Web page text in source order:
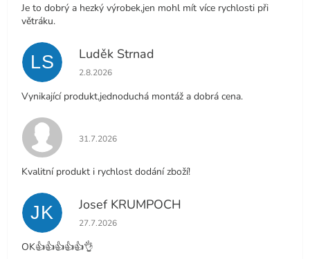
Je to dobrý a hezký výrobek,jen mohl mít více rychlosti při
větráku.
LS Luděk Strnad
Hodnocení obchodu je 5 z 5 hvězdiček.
2.8.2026
Vynikající produkt,jednoduchá montáž a dobrá cena.
Hodnocení obchodu je 5 z 5 hvězdiček.
31.7.2026
Kvalitní produkt i rychlost dodání zboží!
JK Josef KRUMPOCH
Hodnocení obchodu je 5 z 5 hvězdiček.
27.7.2026
OK👍👍👍👍👍👌